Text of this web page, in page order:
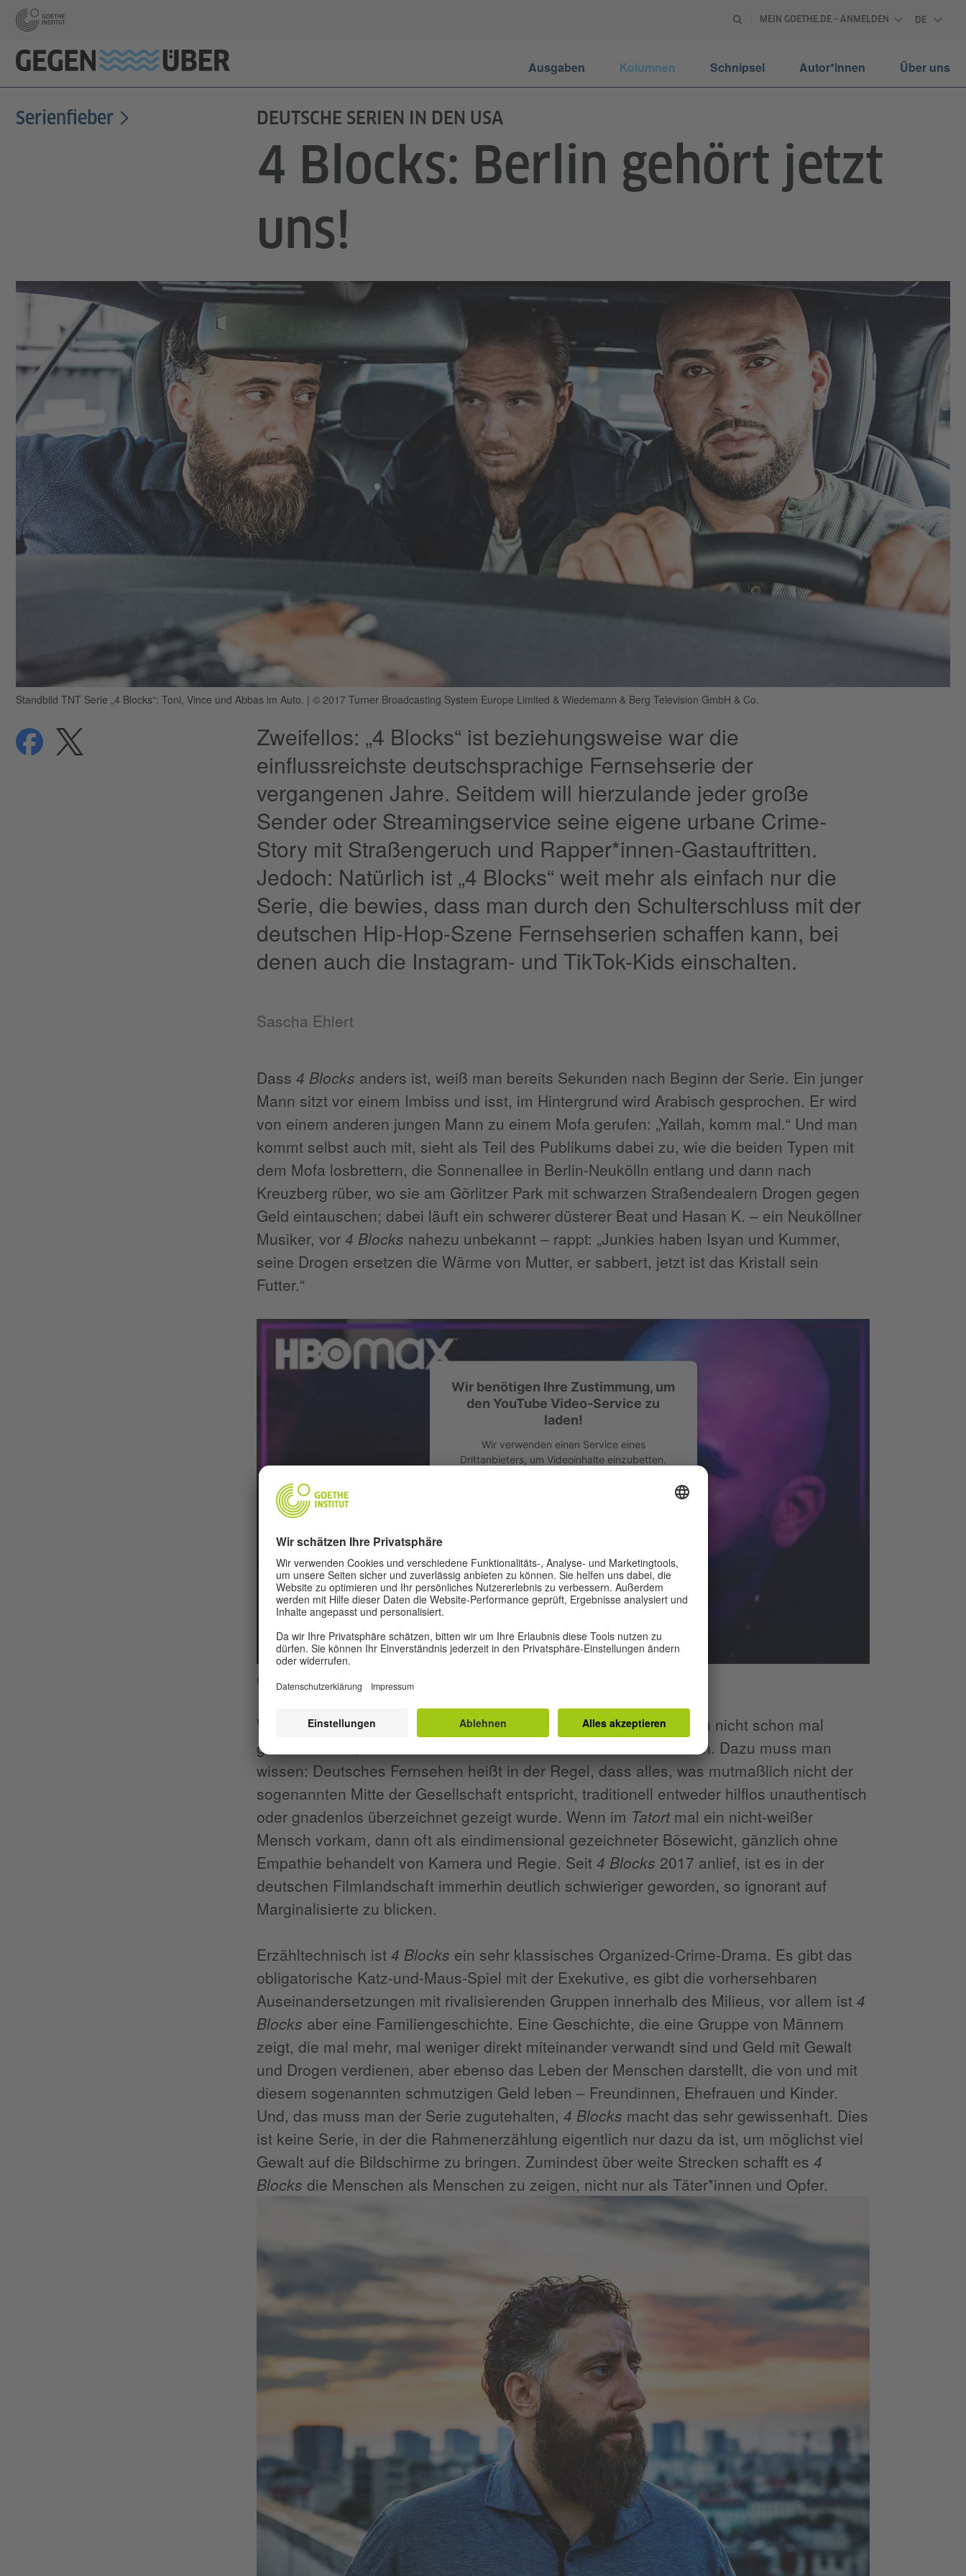
MEIN GOETHE.DE – ANMELDEN
DE
Ausgaben Kolumnen Schnipsel Autor*innen Über uns
Serienfieber DEUTSCHE SERIEN IN DEN USA
4 Blocks: Berlin gehört jetzt
uns!
Standbild TNT Serie „4 Blocks“: Toni, Vince und Abbas im Auto. | © 2017 Turner Broadcasting System Europe Limited & Wiedemann & Berg Television GmbH & Co.
teilen teilen
​Zweifellos: „4 Blocks“ ist beziehungsweise war die
einflussreichste deutschsprachige Fernsehserie der
vergangenen Jahre. Seitdem will hierzulande jeder große
Sender oder Streamingservice seine eigene urbane Crime-
Story mit Straßengeruch und Rapper*innen-Gastauftritten.
Jedoch: Natürlich ist „4 Blocks“ weit mehr als einfach nur die
Serie, die bewies, dass man durch den Schulterschluss mit der
deutschen Hip-Hop-Szene Fernsehserien schaffen kann, bei
denen auch die Instagram- und TikTok-Kids einschalten.
Sascha Ehlert
Dass 4 Blocks anders ist, weiß man bereits Sekunden nach Beginn der Serie. Ein junger
Mann sitzt vor einem Imbiss und isst, im Hintergrund wird Arabisch gesprochen. Er wird
von einem anderen jungen Mann zu einem Mofa gerufen: „Yallah, komm mal.“ Und man
kommt selbst auch mit, sieht als Teil des Publikums dabei zu, wie die beiden Typen mit
dem Mofa losbrettern, die Sonnenallee in Berlin-Neukölln entlang und dann nach
Kreuzberg rüber, wo sie am Görlitzer Park mit schwarzen Straßendealern Drogen gegen
Geld eintauschen; dabei läuft ein schwerer düsterer Beat und Hasan K. – ein Neuköllner
Musiker, vor 4 Blocks nahezu unbekannt – rappt: „Junkies haben Isyan und Kummer,
seine Drogen ersetzen die Wärme von Mutter, er sabbert, jetzt ist das Kristall sein
Futter.“
Wir benötigen Ihre Zustimmung, um
den YouTube Video-Service zu
laden!
Wir verwenden einen Service eines
Drittanbieters, um Videoinhalte einzubetten.
Mehr Informationen
Akzeptieren
HBO Max
Was vielleicht erstmal banal klingen mag und wie nichts, was man nicht schon mal
gesehen hätte, war fürs deutsche Publikum eine kleine Revolution. Dazu muss man
wissen: Deutsches Fernsehen heißt in der Regel, dass alles, was mutmaßlich nicht der
sogenannten Mitte der Gesellschaft entspricht, traditionell entweder hilflos unauthentisch
oder gnadenlos überzeichnet gezeigt wurde. Wenn im Tatortmal ein nicht‑weißer
Mensch vorkam, dann oft als eindimensional gezeichneter Bösewicht, gänzlich ohne
Empathie behandelt von Kamera und Regie. Seit 4 Blocks 2017 anlief, ist es in der
deutschen Filmlandschaft immerhin deutlich schwieriger geworden, so ignorant auf
Marginalisierte zu blicken.
Erzähltechnisch ist 4 Blocks ein sehr klassisches Organized-Crime-Drama. Es gibt das
obligatorische Katz-und-Maus-Spiel mit der Exekutive, es gibt die vorhersehbaren
Auseinandersetzungen mit rivalisierenden Gruppen innerhalb des Milieus, vor allem ist 4
Blocks aber eine Familiengeschichte. Eine Geschichte, die eine Gruppe von Männern
zeigt, die mal mehr, mal weniger direkt miteinander verwandt sind und Geld mit Gewalt
und Drogen verdienen, aber ebenso das Leben der Menschen darstellt, die von und mit
diesem sogenannten schmutzigen Geld leben – Freundinnen, Ehefrauen und Kinder.
Und, das muss man der Serie zugutehalten, 4 Blocks macht das sehr gewissenhaft. Dies
ist keine Serie, in der die Rahmenerzählung eigentlich nur dazu da ist, um möglichst viel
Gewalt auf die Bildschirme zu bringen. Zumindest über weite Strecken schafft es 4
Blocks die Menschen als Menschen zu zeigen, nicht nur als Täter*innen und Opfer.